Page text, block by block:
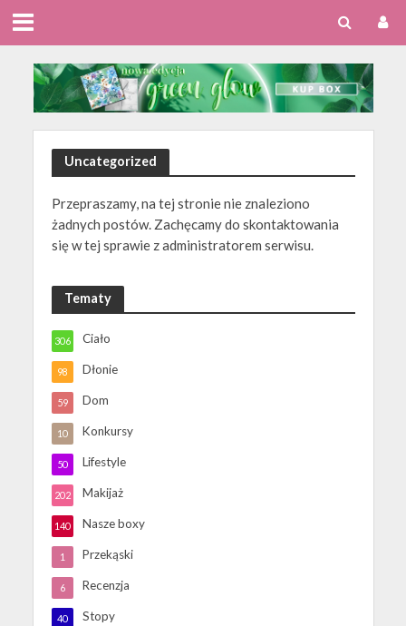
Uncategorized
Przepraszamy, na tej stronie nie znaleziono
żadnych postów. Zachęcamy do skontaktowania
się w tej sprawie z administratorem serwisu.
Tematy
Ciało
306
Dłonie
98
Dom
59
Konkursy
10
Lifestyle
50
Makijaż
202
Nasze boxy
140
Przekąski
1
Recenzja
6
Stopy
40